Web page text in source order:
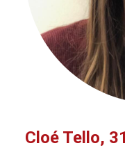
Cloé Tello,